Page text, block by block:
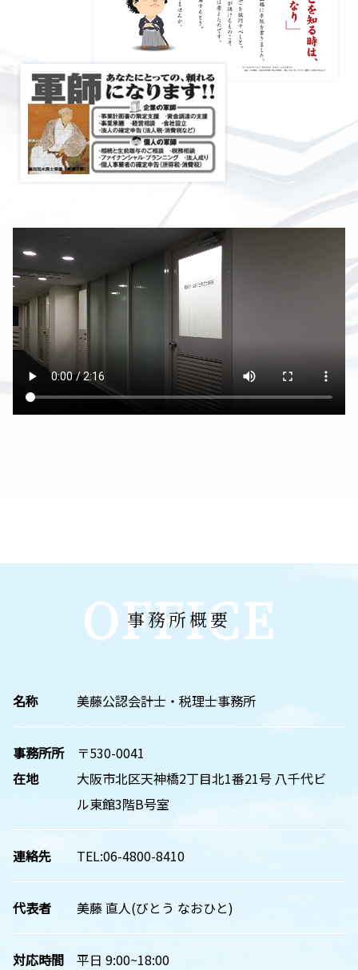
OFFICE
事務所概要
名称 美藤公認会計士・税理士事務所
事務所所
在地
〒530-0041
大阪市北区天神橋2丁目北1番21号 八千代ビ
ル東館3階B号室
連絡先 TEL:06-4800-8410
代表者 美藤 直人(びとう なおひと)
対応時間 平日 9:00~18:00